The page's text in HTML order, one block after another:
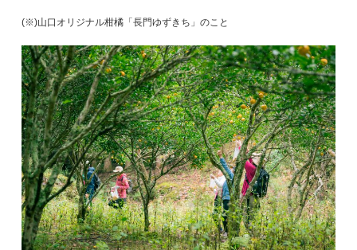
(※)山口オリジナル柑橘「長門ゆずきち」のこと